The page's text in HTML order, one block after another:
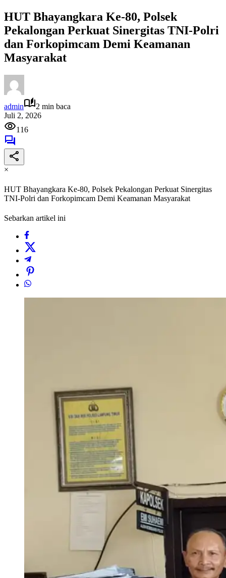
HUT Bhayangkara Ke-80, Polsek
Pekalongan Perkuat Sinergitas TNI-Polri
dan Forkopimcam Demi Keamanan
Masyarakat
admin
2 min baca
Juli 2, 2026
116
×
HUT Bhayangkara Ke-80, Polsek Pekalongan Perkuat Sinergitas
TNI-Polri dan Forkopimcam Demi Keamanan Masyarakat
Sebarkan artikel ini